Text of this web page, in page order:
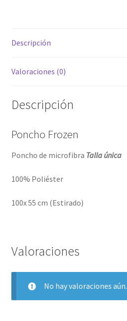
Descripción
Valoraciones (0)
Descripción
Poncho Frozen
Poncho de microfibra Talla única
100% Poliéster
100x 55 cm (Estirado)
Valoraciones
No hay valoraciones aún.